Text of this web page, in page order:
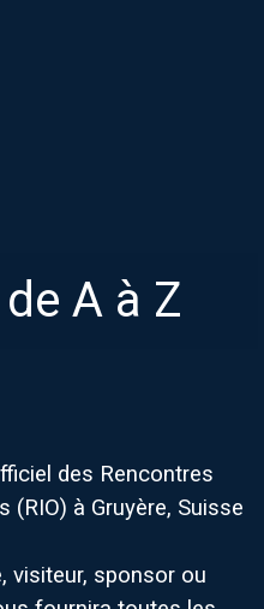
A à Z
des Rencontres
(RIO) à Gruyère, Suisse
visiteur, sponsor ou